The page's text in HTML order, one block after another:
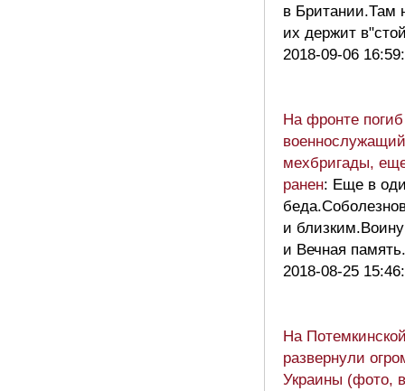
в Британии.Там
их держит
2018-09-06
На фронте погиб
мехбригады,
ранен: Еще в
и
и Вечная
2018-08-25
На
развернули
Украины (фото,